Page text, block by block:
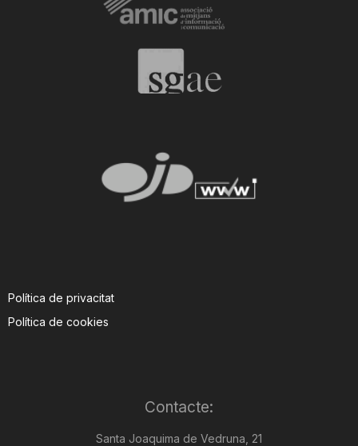
Política de privacitat
Política de cookies
Contacte:
Santa Joaquima de Vedruna, 21